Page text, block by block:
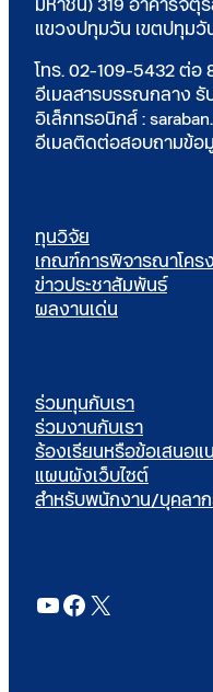
มหาชน) 319 อาคารจัตุ
แขวงปทุมวัน เขตปทุมวั
โทร. 02-109-5432 ต่อ
อีเมลสารบรรณกลาง รั
อิเล็กทรอนิกส์ :
อีเมลติดต่อสอบถามข้อมู
ทุนวิจัย
เกณฑ์การพิจารณาโคร
ข่าวประชาสัมพันธ์
ผลงานเด่น
ร่วมทุนกับเรา
ร่วมงานกับเรา
ร้องเรียนหรือข้อเสนอแ
แผนผังเว็บไซต์
สำหรับพนักงาน/บุคลา
YouTube
Facebook
X